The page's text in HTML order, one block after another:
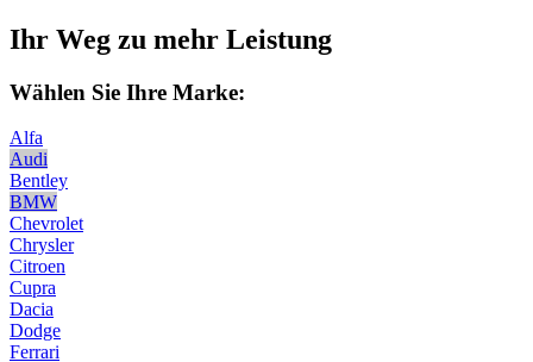
Ihr Weg zu mehr Leistung
Wählen Sie Ihre Marke:
Alfa
Audi
Bentley
BMW
Chevrolet
Chrysler
Citroen
Cupra
Dacia
Dodge
Ferrari